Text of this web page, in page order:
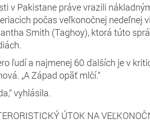
v Pakistane práve vrazili
počas veľkonočnej nedeľnej
Smith (Taghoy), ktorá túto
ľudí a najmenej 60 ďalších je v
„A Západ opäť mlčí.“
vyhlásila.
ÚTOK NA